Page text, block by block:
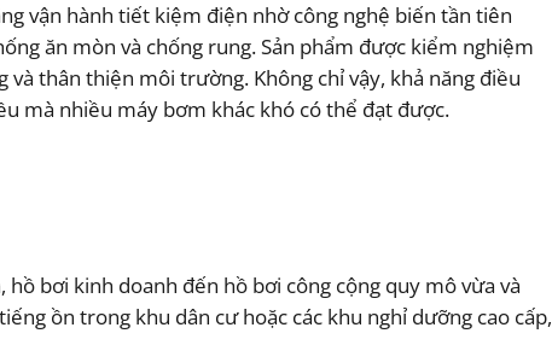
vận hành tiết kiệm điện nhờ công nghệ biến tần tiên
ăn mòn và chống rung. Sản phẩm được kiểm nghiệm
thân thiện môi trường. Không chỉ vậy, khả năng điều
mà nhiều máy bơm khác khó có thể đạt được.
bơi kinh doanh đến hồ bơi công cộng quy mô vừa và
ồn trong khu dân cư hoặc các khu nghỉ dưỡng cao cấp,